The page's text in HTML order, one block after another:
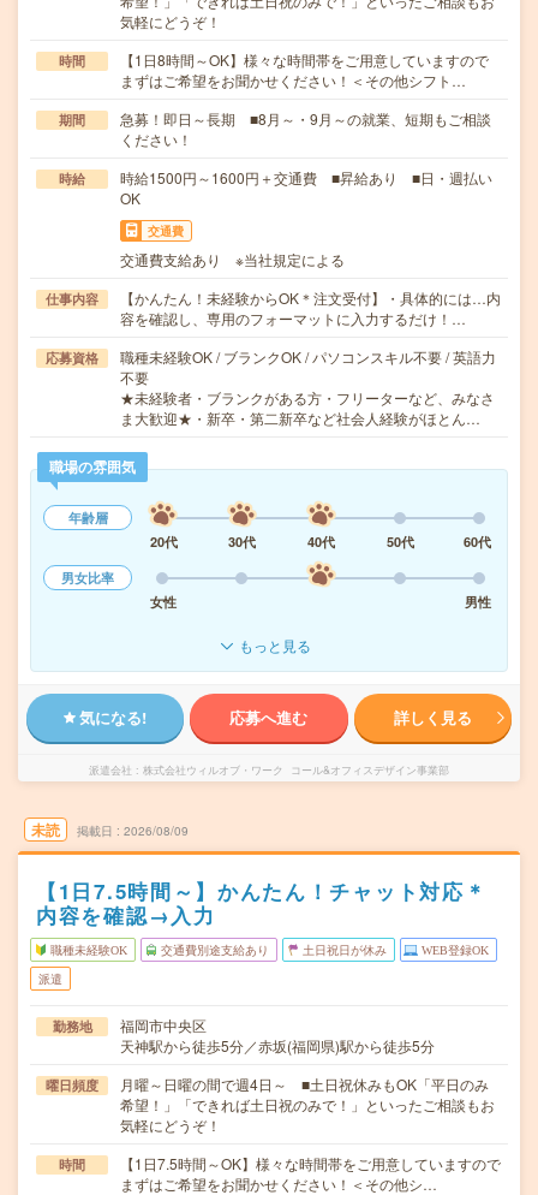
気軽にどうぞ！
時間
【1日8時間～OK】様々な時間帯をご用意していますので
まずはご希望をお聞かせください！＜その他シフト…
期間
急募！即日～長期 ■8月～・9月～の就業、短期もご相談
ください！
時給
時給1500円～1600円＋交通費 ■昇給あり ■日・週払い
OK
交通費
交通費支給あり ※当社規定による
仕事内容
【かんたん！未経験からOK＊注文受付】・具体的には…内
容を確認し、専用のフォーマットに入力するだけ！…
応募資格
職種未経験OK / ブランクOK / パソコンスキル不要 / 英語力
不要
★未経験者・ブランクがある方・フリーターなど、みなさ
ま大歓迎★・新卒・第二新卒など社会人経験がほとん…
職場の雰囲気
年齢層
20代
30代 40代 50代
60代
男女比率
女性
男性
もっと見る
気になる! 応募へ進む 詳しく見る
派遣会社 株式会社ウィルオブ・ワーク コール&オフィスデザイン事業部
未読 掲載日 2026/08/09
【1日7.5時間～】かんたん！チャット対応＊
内容を確認→入力
職種未経験OK 交通費別途支給あり 土日祝日が休み WEB登録OK
派遣
勤務地
福岡市中央区
天神駅から徒歩5分／赤坂(福岡県)駅から徒歩5分
曜日頻度
月曜～日曜の間で週4日～ ■土日祝休みもOK「平日のみ
希望！」「できれば土日祝のみで！」といったご相談もお
気軽にどうぞ！
時間
【1日7.5時間～OK】様々な時間帯をご用意していますので
まずはご希望をお聞かせください！＜その他シ…